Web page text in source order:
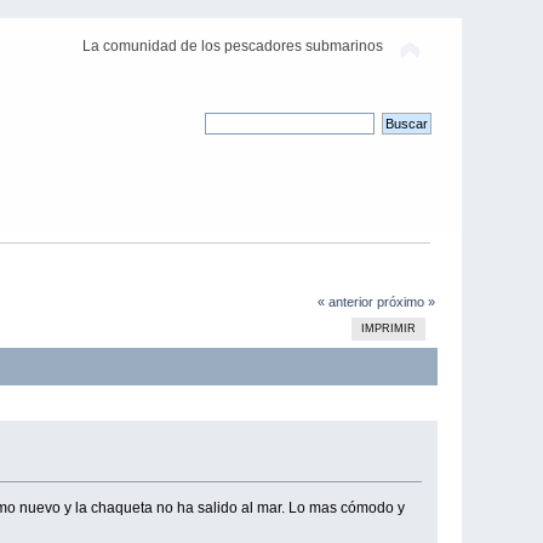
La comunidad de los pescadores submarinos
« anterior próximo »
IMPRIMIR
nuevo y la chaqueta no ha salido al mar. Lo mas cómodo y